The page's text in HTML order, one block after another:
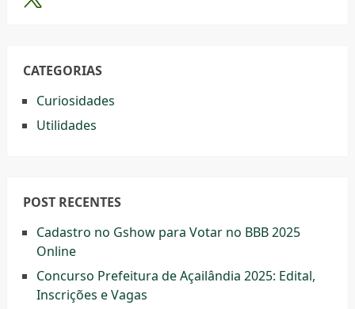
CATEGORIAS
Curiosidades
Utilidades
POST RECENTES
Cadastro no Gshow para Votar no BBB 2025
Online
Concurso Prefeitura de Açailândia 2025: Edital,
Inscrições e Vagas